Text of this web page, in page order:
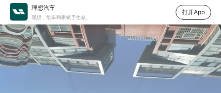
理想汽车
理想，给车和家赋予生命。
打开App